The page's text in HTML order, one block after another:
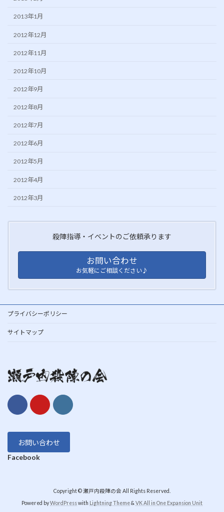
2013年1月
2012年12月
2012年11月
2012年10月
2012年9月
2012年8月
2012年7月
2012年6月
2012年5月
2012年4月
2012年3月
殺陣指導・イベントのご依頼承ります
お問い合わせ
お気軽にご相談ください♪
プライバシーポリシー
サイトマップ
お問い合わせ
Facebook
Copyright © 瀬戸内殺陣の会 All Rights Reserved.
Powered byWordPresswith Lightning Theme& VK All in One Expansion Unit